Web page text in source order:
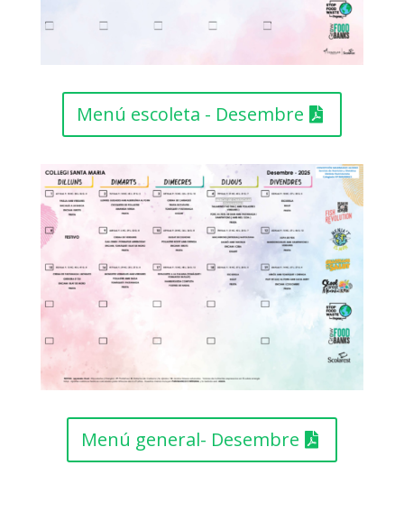
Menú escoleta - Desembre
Menú general- Desembre